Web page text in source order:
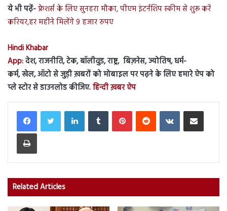
ये भी पढ़ें-फ्रेशर्स के लिए सुनहरा मौका, पीएम इंटर्नशिप स्कीम से शुरू करें
करियर,हर महीने मिलेंगे 9 हजार रुपए
Hindi Khabar
App:देश, राजनीति, टेक, बॉलीवुड, राष्ट्र, बिज़नेस, ज्योतिष, धर्म-
कर्म, खेल, ऑटो से जुड़ी ख़बरों को मोबाइल पर पढ़ने के लिए हमारे ऐप को
प्ले स्टोर से डाउनलोड कीजिए.हिन्दी ख़बर ऐप
LinkedInTumblr PinterestReddit VKontakteShare via Email
Print
Related Articles